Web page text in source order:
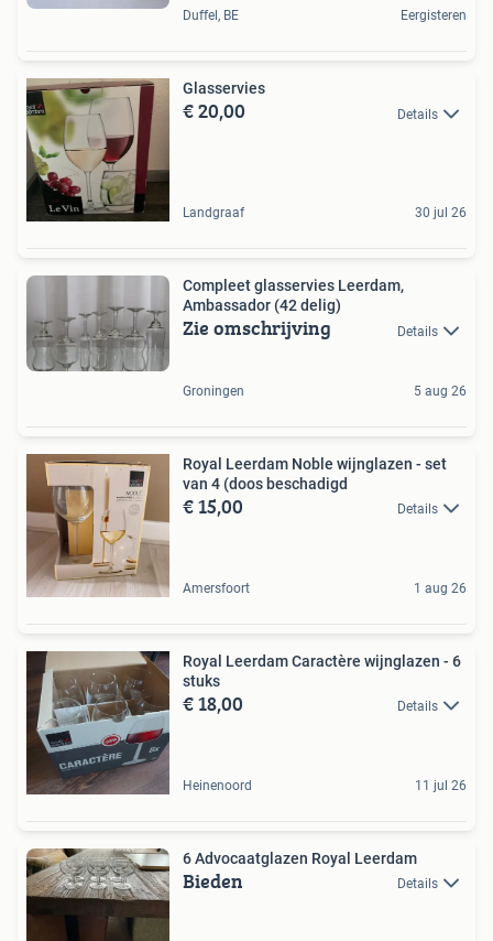
Duffel, BE Eergisteren
Glasservies
€ 20,00 Details
Landgraaf 30 jul 26
Compleet glasservies Leerdam,
Ambassador (42 delig)
Zie omschrijving Details
Groningen 5 aug 26
Royal Leerdam Noble wijnglazen - set
van 4 (doos beschadigd
€ 15,00 Details
Amersfoort 1 aug 26
Royal Leerdam Caractère wijnglazen - 6
stuks
€ 18,00 Details
Heinenoord 11 jul 26
6 Advocaatglazen Royal Leerdam
Bieden Details